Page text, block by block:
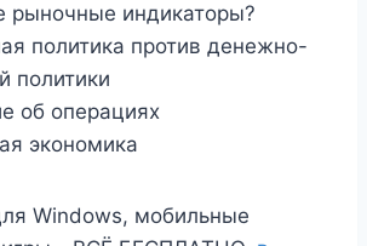
рыночные индикаторы?
политика против денежно-
политики
об операциях
экономика
Windows, мобильные